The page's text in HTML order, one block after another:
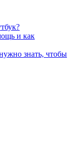
и как
знать, чтобы